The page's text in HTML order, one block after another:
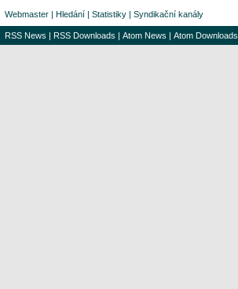
Webmaster | Hledání | Statistiky | Syndikační kanály
RSS News | RSS Downloads | Atom News | Atom Downloads